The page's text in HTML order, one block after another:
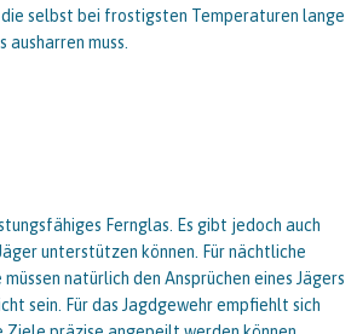
selbst bei frostigsten Temperaturen lange
muss.
Fernglas. Es gibt jedoch auch
unterstützen können. Für nächtliche
natürlich den Ansprüchen eines Jägers
sein. Für das Jagdgewehr empfiehlt sich